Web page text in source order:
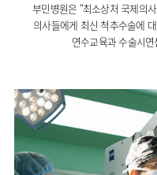
김용정
척추변형센터
간센터
소화기센터
특수치료내시경센터
신경외과
재활의학과
순환기내과
소화기내과
신장내과
내분비내과
아시아고관절내시경클리닉
당뇨발 클리닉
성장 클리닉
연골재생클리닉
진료시간표
입원/
퇴원/
병문안
입원생활안내
비급여진료비
장비안내
진료상담콜센터
주차시설안내
오시는길
병원장인사말
비전과
Bumin
연혁
조직도
진료협력센터
미디어센터
인재채용
칭찬합시다
고객의소리
부민병원
부민그룹소개
비전과
핵심가치
부민스토리
부민그룹소식
사회공헌
언론보도
건강토크
KOR
RUS
부민병원은 “최소상처 국제의
의사들에게 최신 척추수술에
연수교육과 수술시